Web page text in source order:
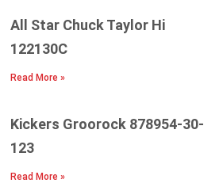
All Star Chuck Taylor Hi
122130C
Read More »
Kickers Groorock 878954-30-
123
Read More »